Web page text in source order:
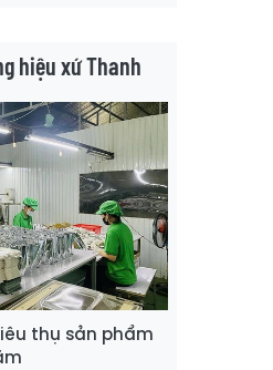
hiệu xứ Thanh
thụ sản phẩm